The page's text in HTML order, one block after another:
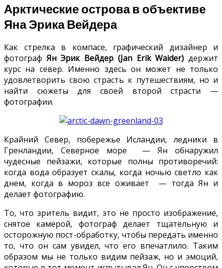
Арктические острова в объективе
Яна Эрика Вейдера
Как стрелка в компасе, графический дизайнер и
фотографЯн Эрик Вейдер (Jan Erik Waider) держит
курс на север. Именно здесь он может не только
удовлетворить свою страсть к путешествиям, но и
найти сюжеты для своей второй страсти —
фотографии.
Крайний Север, побережье Исландии, ледники в
Гренландии, Северное море — Ян обнаружил
чудесные пейзажи, которые полны противоречий:
когда вода образует скалы, когда ночью светло как
днем, когда в мороз все оживает — тогда Ян и
делает фотографию.
То, что зритель видит, это не просто изображение,
снятое камерой, фотограф делает тщательную и
осторожную пост-обработку, чтобы передать именно
то, что он сам увидел, что его впечатлило. Таким
образом мы не только видим пейзаж, но и эмоций,